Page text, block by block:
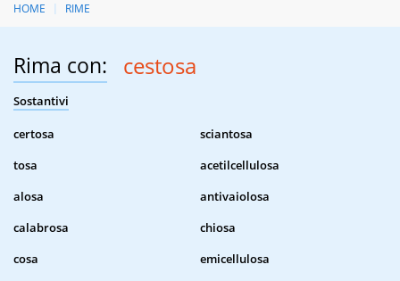
HOME RIME
Rima con: cestosa
Sostantivi
certosa
sciantosa
tosa
acetilcellulosa
alosa
antivaiolosa
calabrosa
chiosa
cosa
emicellulosa